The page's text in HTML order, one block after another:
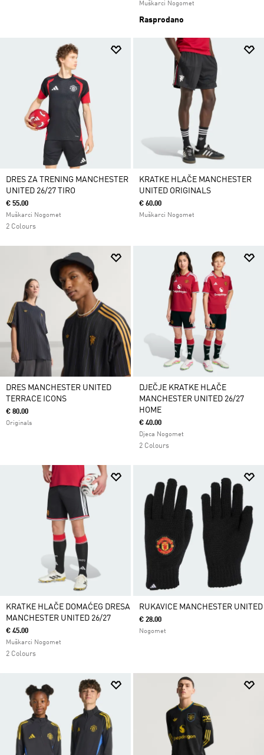
Muškarci Nogomet
Rasprodano
DRES ZA TRENING MANCHESTER
UNITED 26/27 TIRO
€ 55.00
Muškarci Nogomet
2 Colours
KRATKE HLAČE MANCHESTER
UNITED ORIGINALS
€ 60.00
Muškarci Nogomet
DRES MANCHESTER UNITED
TERRACE ICONS
€ 80.00
Originals
DJEČJE KRATKE HLAČE
MANCHESTER UNITED 26/27
HOME
€ 40.00
Djeca Nogomet
2 Colours
KRATKE HLAČE DOMAĆEG DRESA
MANCHESTER UNITED 26/27
€ 45.00
Muškarci Nogomet
2 Colours
RUKAVICE MANCHESTER UNITED
€ 28.00
Nogomet